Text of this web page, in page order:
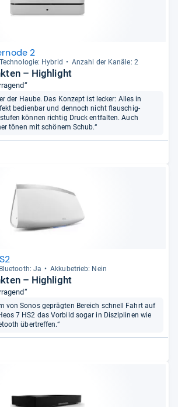
2
Tech­no­lo­gie: Hybrid Anzahl der Kanäle: 2
– Highlight
der Haube. Das Konzept ist lecker: Alles in
bedienbar und dennoch nicht flauschig-
können richtig Druck entfalten. Auch
tönen mit schönem Schub.“
Blue­tooth: Ja Akku­be­trieb: Nein
– Highlight
von Sonos geprägten Bereich schnell Fahrt auf
7 HS2 das Vorbild sogar in Disziplinen wie
übertreffen.“